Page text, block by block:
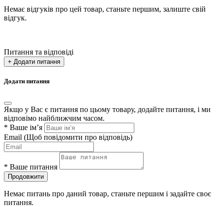
Немає відгуків про цей товар, станьте першим, залиште свій
відгук.
Питання та відповіді
+ Додати питання
Додати питання
Якщо у Вас є питання по цьому товару, додайте питання, і ми
відповімо найближчим часом.
* Ваше ім’я
Email (Щоб повідомити про відповідь)
* Ваше питання
Продовжити
Немає питань про даний товар, станьте першим і задайте своє
питання.